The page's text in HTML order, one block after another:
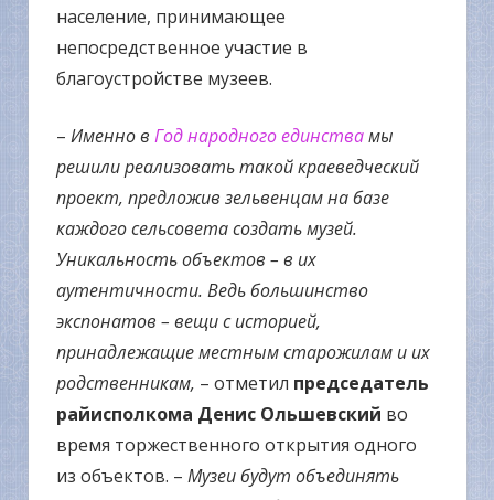
население, принимающее
непосредственное участие в
благоустройстве музеев.
– Именно в Год народного единствамы
решили реализовать такой краеведческий
проект, предложив зельвенцам на базе
каждого сельсовета создать музей.
Уникальность объектов – в их
аутентичности. Ведь большинство
экспонатов – вещи с историей,
принадлежащие местным старожилам и их
родственникам, – отметил председатель
райисполкома Денис Ольшевский во
время торжественного открытия одного
из объектов. – Музеи будут объединять